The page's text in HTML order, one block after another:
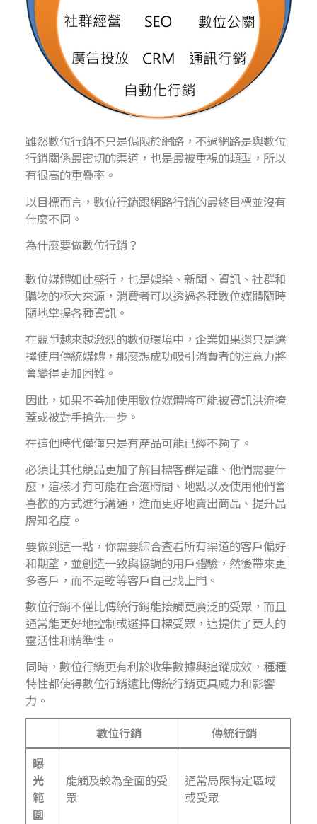
雖然數位行銷不只是侷限於網路，不過網路是與數位
行銷關係最密切的渠道，也是最被重視的類型，所以
有很高的重疊率。
以目標而言，數位行銷跟網路行銷的最終目標並沒有
什麼不同。
為什麼要做數位行銷？
數位媒體如此盛行，也是娛樂、新聞、資訊、社群和
購物的極大來源，消費者可以透過各種數位媒體隨時
隨地掌握各種資訊。
在競爭越來越激烈的數位環境中，企業如果還只是選
擇使用傳統媒體，那麼想成功吸引消費者的注意力將
會變得更加困難。
因此，如果不善加使用數位媒體將可能被資訊洪流掩
蓋或被對手搶先一步。
在這個時代僅僅只是有產品可能已經不夠了。
必須比其他競品更加了解目標客群是誰、他們需要什
麼，這樣才有可能在合適時間、地點以及使用他們會
喜歡的方式進行溝通，進而更好地賣出商品、提升品
牌知名度。
要做到這一點，你需要綜合查看所有渠道的客戶偏好
和期望，並創造一致與協調的用戶體驗，然後帶來更
多客戶，而不是乾等客戶自己找上門。
數位行銷不僅比傳統行銷能接觸更廣泛的受眾，而且
通常能更好地控制或選擇目標受眾，這提供了更大的
靈活性和精準性。
同時，數位行銷更有利於收集數據與追蹤成效，種種
特性都使得數位行銷遠比傳統行銷更具威力和影響
力。
數位行銷
傳統行銷
曝
光
範
圍
能觸及較為全面的受
眾
通常局限特定區域
或受眾